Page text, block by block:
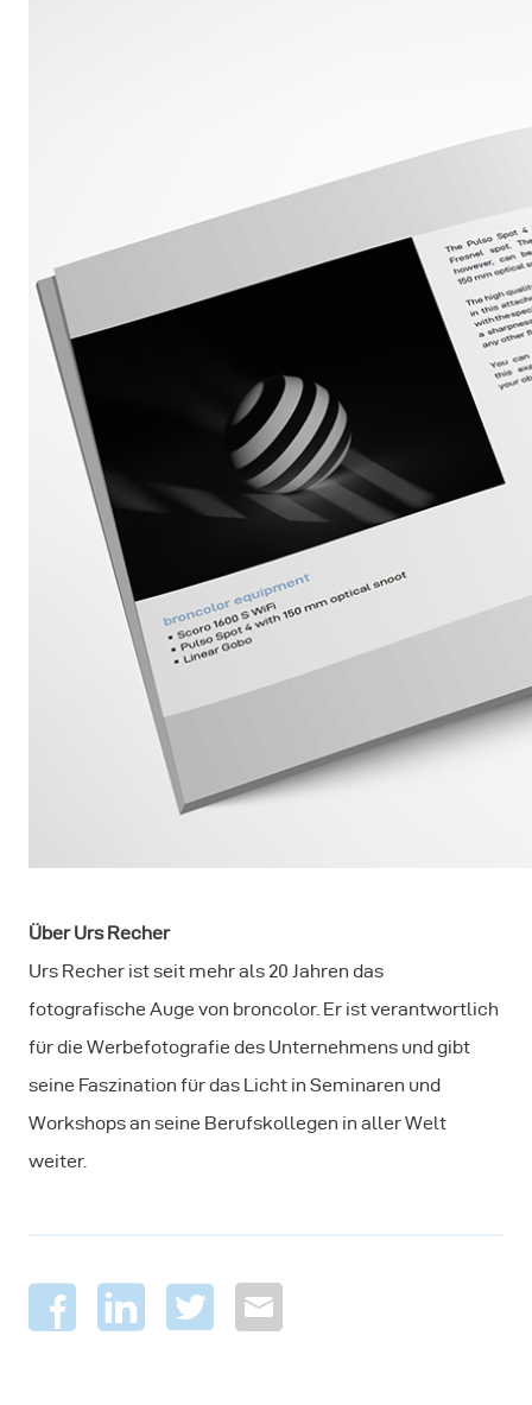
Über Urs Recher
Urs Recher ist seit mehr als 20 Jahren das
fotografische Auge von broncolor. Er ist verantwortlich
für die Werbefotografie des Unternehmens und gibt
seine Faszination für das Licht in Seminaren und
Workshops an seine Berufskollegen in aller Welt
weiter.